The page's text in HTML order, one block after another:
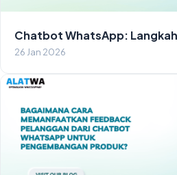
Chatbot WhatsApp:
26 Jan 2026